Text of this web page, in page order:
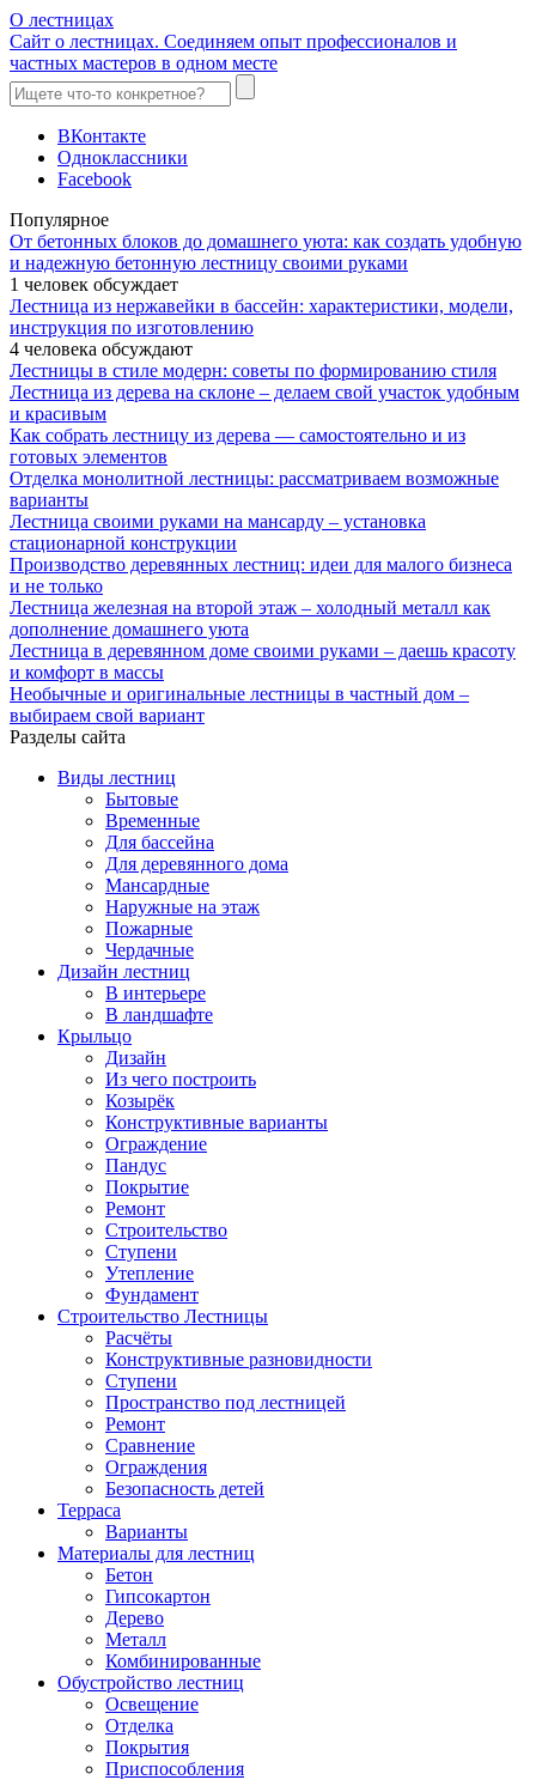
О лестницах
Сайт о лестницах. Соединяем опыт профессионалов и
частных мастеров в одном месте
ВКонтакте
Одноклассники
Facebook
Популярное
От бетонных блоков до домашнего уюта: как создать удобную
и надежную бетонную лестницу своими руками
1 человек обсуждает
Лестница из нержавейки в бассейн: характеристики, модели,
инструкция по изготовлению
4 человека обсуждают
Лестницы в стиле модерн: советы по формированию стиля
Лестница из дерева на склоне – делаем свой участок удобным
и красивым
Как собрать лестницу из дерева — самостоятельно и из
готовых элементов
Отделка монолитной лестницы: рассматриваем возможные
варианты
Лестница своими руками на мансарду – установка
стационарной конструкции
Производство деревянных лестниц: идеи для малого бизнеса
и не только
Лестница железная на второй этаж – холодный металл как
дополнение домашнего уюта
Лестница в деревянном доме своими руками – даешь красоту
и комфорт в массы
Необычные и оригинальные лестницы в частный дом –
выбираем свой вариант
Разделы сайта
Виды лестниц
Бытовые
Временные
Для бассейна
Для деревянного дома
Мансардные
Наружные на этаж
Пожарные
Чердачные
Дизайн лестниц
В интерьере
В ландшафте
Крыльцо
Дизайн
Из чего построить
Козырёк
Конструктивные варианты
Ограждение
Пандус
Покрытие
Ремонт
Строительство
Ступени
Утепление
Фундамент
Строительство Лестницы
Расчёты
Конструктивные разновидности
Ступени
Пространство под лестницей
Ремонт
Сравнение
Ограждения
Безопасность детей
Терраса
Варианты
Материалы для лестниц
Бетон
Гипсокартон
Дерево
Металл
Комбинированные
Обустройство лестниц
Освещение
Отделка
Покрытия
Приспособления